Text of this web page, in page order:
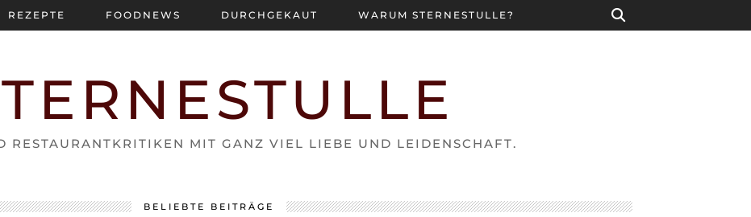
RESTAURANTKRITIKEN MIT GANZ VIEL LIEBE UND LEIDENSCHAFT.
REZEPTE FOODNEWS DURCHGEKAUT WARUM STERNESTULLE?
BELIEBTE BEITRÄGE